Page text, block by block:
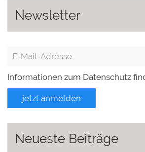
Newsletter
Informationen zum Datenschutz
jetzt anmelden
Neueste Beiträge